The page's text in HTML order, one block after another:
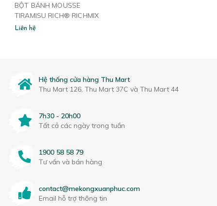
BỘT BÁNH MOUSSE
TIRAMISU RICH® RICHMIX
®
Liên hệ
Hệ thống cửa hàng Thu Mart
Thu Mart 126, Thu Mart 37C và Thu Mart 44
7h30 - 20h00
Tất cả các ngày trong tuần
1900 58 58 79
Tư vấn và bán hàng
contact@mekongxuanphuc.com
Email hỗ trợ thông tin